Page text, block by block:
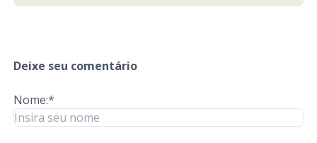
Deixe seu comentário
Nome:*